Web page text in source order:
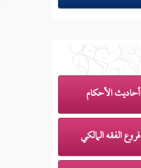
أحاديث الأحكام
فروع الفقه المالكي